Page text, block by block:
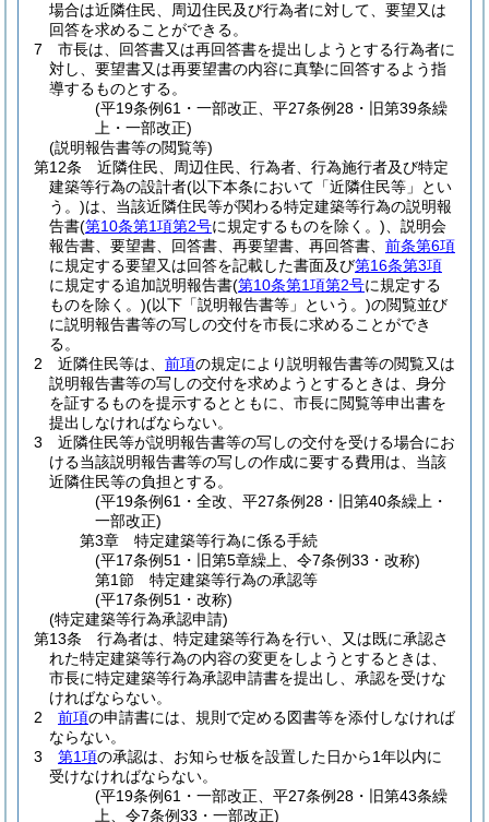
場合は近隣住民、周辺住民及び行為者に対して、要望又は
回答を求めることができる。
7
市長は、回答書又は再回答書を提出しようとする行為者に
対し、要望書又は再要望書の内容に真摯に回答するよう指
導するものとする。
(平19条例61・一部改正、平27条例28・旧第39条繰
上・一部改正)
(説明報告書等の閲覧等)
第12条
近隣住民、周辺住民、行為者、行為施行者及び特定
建築等行為の設計者(以下本条において「近隣住民等」とい
う。)は、当該近隣住民等が関わる特定建築等行為の説明報
告書(第10条第1項第2号に規定するものを除く。) 、説明会
報告書、要望書、回答書、再要望書、再回答書、 前条第6項
に規定する要望又は回答を記載した書面及び第16条第3項
に規定する追加説明報告書(第10条第1項第2号に規定する
ものを除く。)(以下「説明報告書等」という。)の閲覧並び
に説明報告書等の写しの交付を市長に求めることができ
る。
2
近隣住民等は、 前項の規定により説明報告書等の閲覧又は
説明報告書等の写しの交付を求めようとするときは、身分
を証するものを提示するとともに、市長に閲覧等申出書を
提出しなければならない。
3
近隣住民等が説明報告書等の写しの交付を受ける場合にお
ける当該説明報告書等の写しの作成に要する費用は、当該
近隣住民等の負担とする。
(平19条例61・全改、平27条例28・旧第40条繰上・
一部改正)
第3章
特定建築等行為に係る手続
(平17条例51・旧第5章繰上、令7条例33・改称)
第1節
特定建築等行為の承認等
(平17条例51・改称)
(特定建築等行為承認申請)
第13条
行為者は、特定建築等行為を行い、又は既に承認さ
れた特定建築等行為の内容の変更をしようとするときは、
市長に特定建築等行為承認申請書を提出し、承認を受けな
ければならない。
2
前項の申請書には、規則で定める図書等を添付しなければ
ならない。
3
第1項の承認は、お知らせ板を設置した日から1年以内に
受けなければならない。
(平19条例61・一部改正、平27条例28・旧第43条繰
上、令7条例33・一部改正)